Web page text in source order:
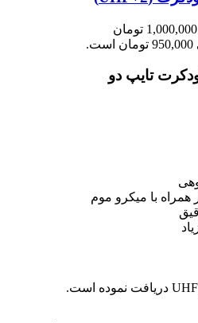
قیمت اصلی 1,000,000 تومان
تایپ دو
با میکرو موم